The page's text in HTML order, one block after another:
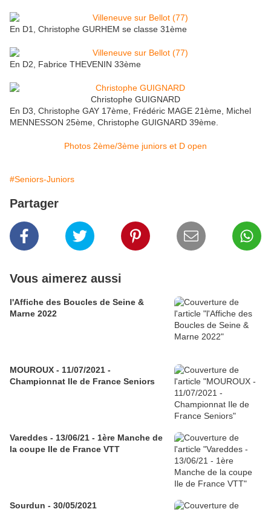
En D1, Christophe GURHEM se classe 31ème
En D2, Fabrice THEVENIN 33ème
Christophe GUIGNARD
En D3, Christophe GAY 17ème, Frédéric MAGE 21ème, Michel
MENNESSON 25ème, Christophe GUIGNARD 39ème.
Photos 2ème/3ème juniors et D open
#Seniors-Juniors
Partager
Vous aimerez aussi
l'Affiche des Boucles de Seine &
Marne 2022
MOUROUX - 11/07/2021 -
Championnat Ile de France Seniors
Vareddes - 13/06/21 - 1ère Manche de
la coupe Ile de France VTT
Sourdun - 30/05/2021